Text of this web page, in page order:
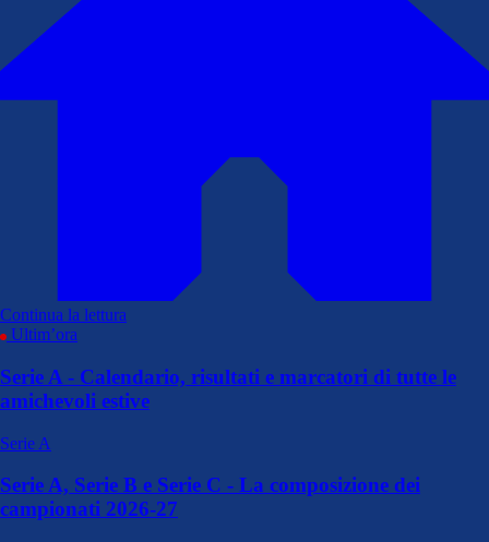
Continua la lettura
Ultim’ora
Serie A - Calendario, risultati e marcatori di tutte le
amichevoli estive
Serie A
Serie A, Serie B e Serie C - La composizione dei
campionati 2026-27